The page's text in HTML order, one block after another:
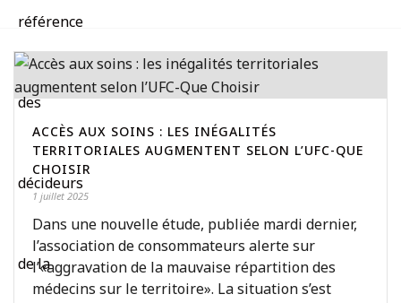
ACCÈS AUX SOINS : LES INÉGALITÉS
TERRITORIALES AUGMENTENT SELON L’UFC-QUE
CHOISIR
1 juillet 2025
Dans une nouvelle étude, publiée mardi dernier,
l’association de consommateurs alerte sur
l’«aggravation de la mauvaise répartition des
médecins sur le territoire». La situation s’est